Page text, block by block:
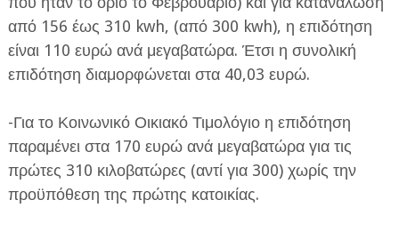
από 156 έως 310 kwh, (από 300 kwh), η επιδότηση
είναι 110 ευρώ ανά μεγαβατώρα. Έτσι η συνολική
επιδότηση διαμορφώνεται στα 40,03 ευρώ.
-Για το Κοινωνικό Οικιακό Τιμολόγιο η επιδότηση
παραμένει στα 170 ευρώ ανά μεγαβατώρα για τις
πρώτες 310 κιλοβατώρες (αντί για 300) χωρίς την
προϋπόθεση της πρώτης κατοικίας.